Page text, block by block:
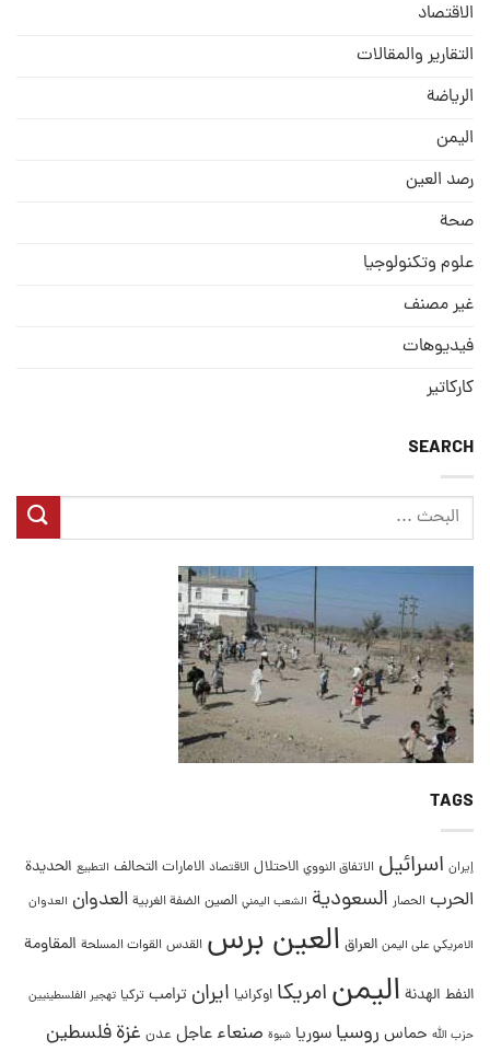
الاقتصاد
التقارير والمقالات
الریاضة
الیمن
رصد العین
صحة
علوم وتكنولوجيا
غير مصنف
فيديوهات
كاركاتير
SEARCH
TAGS
إيران اسرائيل الاتفاق النووي الاحتلال الاقتصاد الامارات التحالف التطبيع الحديدة
الحرب الحصار السعودية الشعب اليمني الصين الضفة الغربية العدوان العدوان
الامريكي على اليمن العراق العين برس القدس القوات المسلحة المقاومة
النفط الهدنة اليمنامريكا اوكرانيا ايران ترامب تركيا تهجير الفلسطينيين
حزب الله حماس روسيا سوريا شبوة صنعاء عاجل عدن غزةفلسطين